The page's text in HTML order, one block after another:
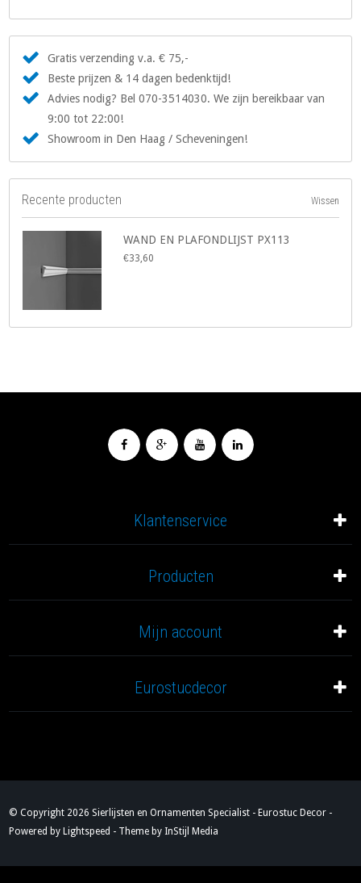
Gratis verzending v.a. € 75,-
Beste prijzen & 14 dagen bedenktijd!
Advies nodig? Bel 070-3514030. We zijn bereikbaar van
9:00 tot 22:00!
Showroom in Den Haag / Scheveningen!
Recente producten Wissen
WAND EN PLAFONDLIJST PX113
€33,60
Klantenservice
Producten
Mijn account
Eurostucdecor
© Copyright 2026 Sierlijsten en Ornamenten Specialist - Eurostuc Decor -
Powered by Lightspeed - Theme by InStijl Media